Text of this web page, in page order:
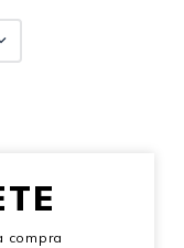
compra